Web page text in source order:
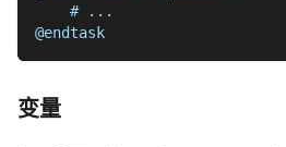
    # ...
@endtask
变量